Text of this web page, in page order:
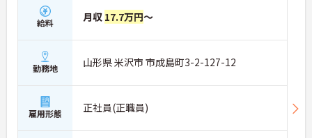
給料 月収 17.7万円～
勤務地 山形県 米沢市 市成島町3-2-127-12
雇用形態 正社員(正職員)